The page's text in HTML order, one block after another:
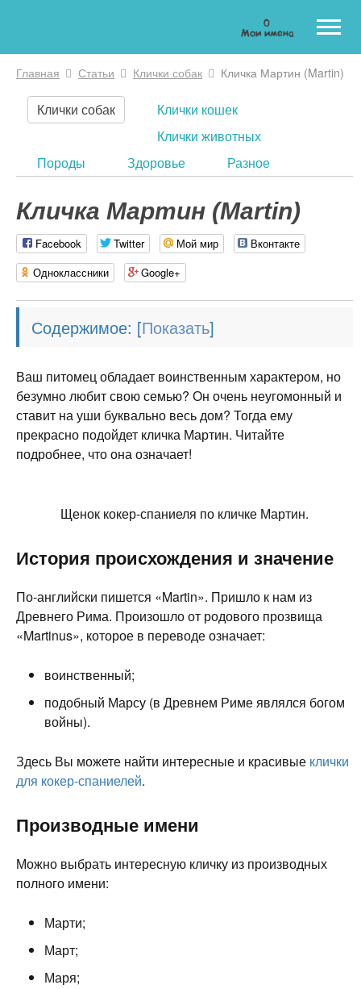
0
Мои имена
Вы здесь
Главная Статьи Клички собак Кличка Мартин (Martin)
Клички собак
Клички кошек
Клички животных
Породы
Здоровье Разное
Кличка Мартин (Martin)
Facebook Twitter Мой мир
Вконтакте
Одноклассники
Google+
Содержимое: [ ]
Ваш питомец обладает воинственным характером, но
безумно любит свою семью? Он очень неугомонный и
ставит на уши буквально весь дом? Тогда ему
прекрасно подойдет кличка Мартин. Читайте
подробнее, что она означает!
Щенок кокер-спаниеля по кличке Мартин.
История происхождения и значение
По-английски пишется «Martin». Пришло к нам из
Древнего Рима. Произошло от родового прозвища
«Martinus», которое в переводе означает:
воинственный;
подобный Марсу (в Древнем Риме являлся богом
войны).
Здесь Вы можете найти интересные и красивые клички
для кокер-спаниелей.
Производные имени
Можно выбрать интересную кличку из производных
полного имени:
Марти;
Март;
Маря;